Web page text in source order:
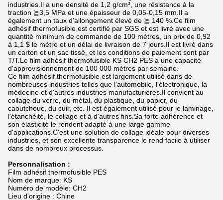
industries.Il a une densité de 1,2 g/cm³, une résistance à la
traction ≧3,5 MPa et une épaisseur de 0,05-0,15 mm.Il a
également un taux d'allongement élevé de ≧ 140 %.Ce film
adhésif thermofusible est certifié par SGS et est livré avec une
quantité minimum de commande de 100 mètres, un prix de 0,92
à 1,1 $ le mètre et un délai de livraison de 7 jours.Il est livré dans
un carton et un sac tissé, et les conditions de paiement sont par
T/T.Le film adhésif thermofusible KS CH2 PES a une capacité
d'approvisionnement de 100 000 mètres par semaine.
Ce film adhésif thermofusible est largement utilisé dans de
nombreuses industries telles que l'automobile, l'électronique, la
médecine et d'autres industries manufacturières.Il convient au
collage du verre, du métal, du plastique, du papier, du
caoutchouc, du cuir, etc. Il est également utilisé pour le laminage,
l'étanchéité, le collage et à d'autres fins.Sa forte adhérence et
son élasticité le rendent adapté à une large gamme
d'applications.C'est une solution de collage idéale pour diverses
industries, et son excellente transparence le rend facile à utiliser
dans de nombreux processus.
Personnalisation :
Film adhésif thermofusible PES
Nom de marque: KS
Numéro de modèle: CH2
Lieu d'origine : Chine